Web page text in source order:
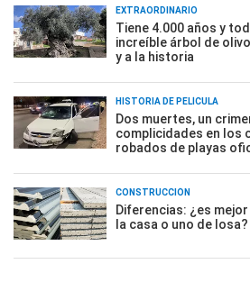
EXTRAORDINARIO
Tiene 4.000 años y
increíble árbol de
y a la historia
HISTORIA DE PELÍCULA
Dos muertes, un
complicidades en los
robados de playas
CONSTRUCCIÓN
Diferencias: ¿es
la casa o uno de losa?